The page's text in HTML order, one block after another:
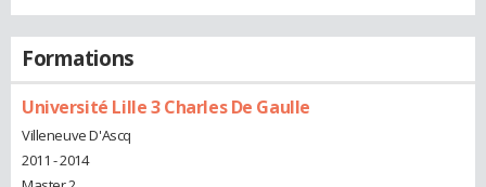
Formations
Université Lille 3 Charles De Gaulle
Villeneuve D'Ascq
2011 - 2014